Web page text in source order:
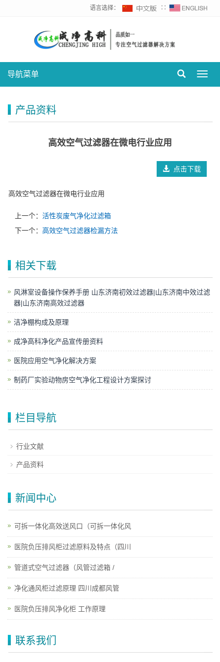
语言选择： ∷
导航菜单
产品资料
高效空气过滤器在微电行业应用
点击下载
高效空气过滤器在微电行业应用
上一个： 活性炭废气净化过滤箱
下一个： 高效空气过滤器检漏方法
相关下载
风淋室设备操作保养手册 山东济南初效过滤器|山东济南中效过滤
器|山东济南高效过滤器
洁净棚构成及原理
成净高科净化产品宣传册资料
医院应用空气净化解决方案
制药厂实验动物房空气净化工程设计方案探讨
栏目导航
行业文献
产品资料
新闻中心
可拆一体化高效送风口（可拆一体化风
医院负压排风柜过滤原料及特点（四川
管道式空气过滤器（风管过滤箱 /
净化通风柜过滤原理 四川成都风管
医院负压排风净化柜 工作原理
联系我们